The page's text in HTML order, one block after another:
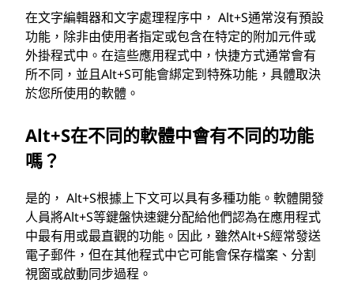
在文字編輯器和文字處理程序中， Alt+S通常沒有預設
功能，除非由使用者指定或包含在特定的附加元件或
外掛程式中。在這些應用程式中，快捷方式通常會有
所不同，並且Alt+S可能會綁定到特殊功能，具體取決
於您所使用的軟體。
Alt+S在不同的軟體中會有不同的功能
嗎？
是的， Alt+S根據上下文可以具有多種功能。軟體開發
人員將Alt+S等鍵盤快速鍵分配給他們認為在應用程式
中最有用或最直觀的功能。因此，雖然Alt+S經常發送
電子郵件，但在其他程式中它可能會保存檔案、分割
視窗或啟動同步過程。